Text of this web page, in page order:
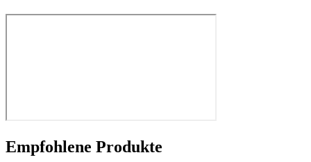
Empfohlene Produkte